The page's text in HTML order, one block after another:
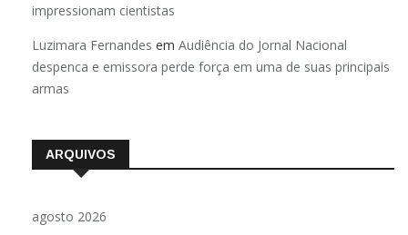
impressionam cientistas
Luzimara Fernandes em Audiência do Jornal Nacional
despenca e emissora perde força em uma de suas principais
armas
ARQUIVOS
agosto 2026